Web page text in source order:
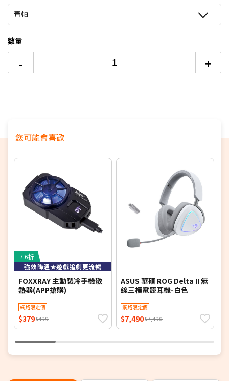
青軸
數量
- +
您可能會喜歡
7.6折
強效降溫★遊戲追劇更流暢
FOXXRAY 主動製冷手機散
熱器(APP搶購)
網路限定價
$379$499
ASUS 華碩 ROG Delta II 無
線三模電競耳機-白色
網路限定價
$7,490$7,490